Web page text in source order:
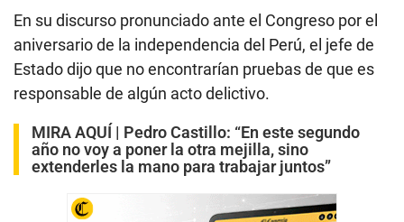
En su discurso pronunciado ante el Congreso por el
aniversario de la independencia del Perú, el jefe de
Estado dijo que no encontrarían pruebas de que es
responsable de algún acto delictivo.
MIRA AQUÍ | Pedro Castillo: “En este segundo
año no voy a poner la otra mejilla, sino
extenderles la mano para trabajar juntos”